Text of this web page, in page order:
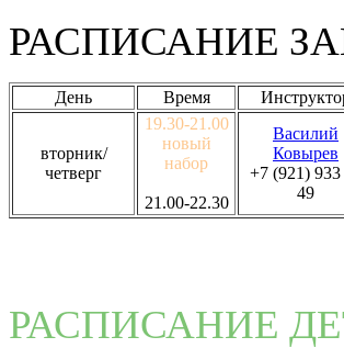
РАСПИСАНИЕ
День Время
вторник/
четверг
19.30-21.00
новый
набор
21.00-22.30
Василий
Ковырев
+7 (921) 933
49
РАСПИСАНИЕ